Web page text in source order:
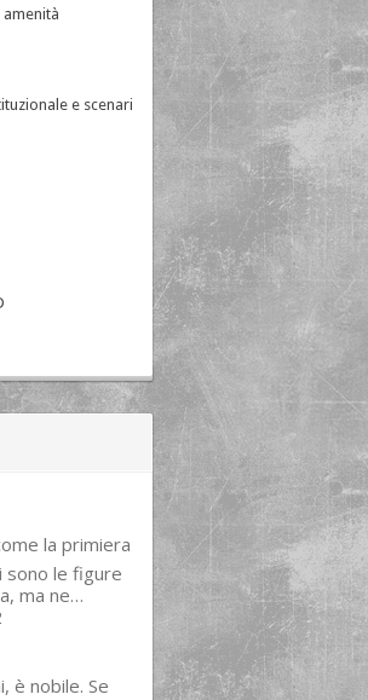
amenità
e scenari
la primiera
sono le figure
ma ne…
è nobile. Se